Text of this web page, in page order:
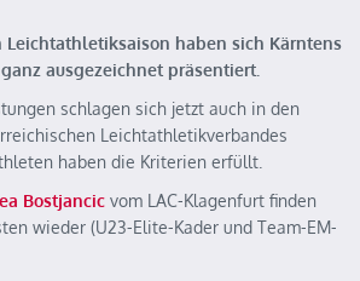
Leichtathletiksaison haben sich Kärntens
ausgezeichnet präsentiert.
schlagen sich jetzt auch in den
Leichtathletikverbandes
haben die Kriterien erfüllt.
Bostjancic vom LAC-Klagenfurt finden
wieder (U23-Elite-Kader und Team-EM-